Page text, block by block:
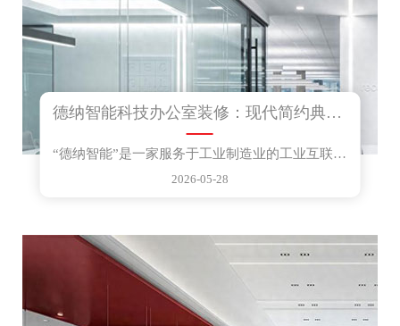
德纳智能科技办公室装修：现代简约典范，铸就高效商务空间
“德纳智能”是一家服务于工业制造业的工业互联网和...
2026-05-28